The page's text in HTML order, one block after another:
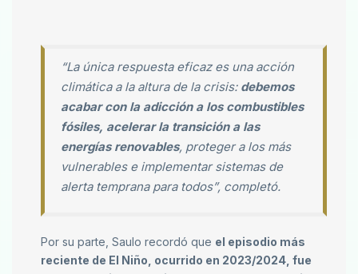
“La única respuesta eficaz es una acción
climática a la altura de la crisis: debemos
acabar con la adicción a los combustibles
fósiles, acelerar la transición a las
energías renovables, proteger a los más
vulnerables e implementar sistemas de
alerta temprana para todos”, completó.
Por su parte, Saulo recordó que el episodio más
reciente de El Niño, ocurrido en 2023/2024, fue